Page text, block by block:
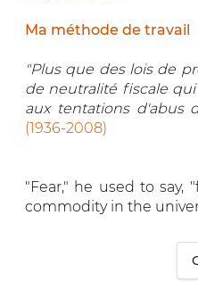
Ma méthode de travail
"Plus que des lois de
de neutralité fiscale
aux tentations d'abus
(1936-2008)
"Fear," he used to say,
commodity in the